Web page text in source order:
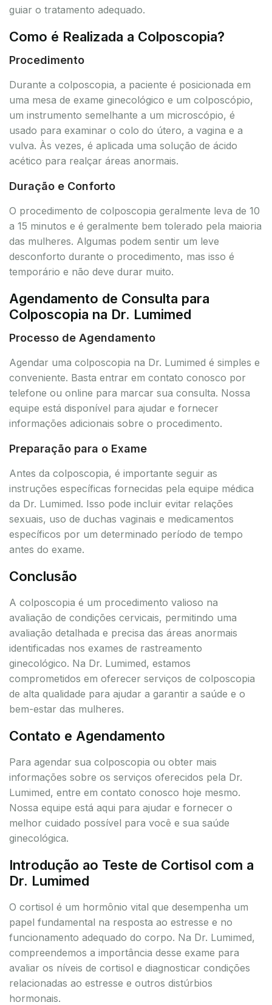
guiar o tratamento adequado.
Como é Realizada a Colposcopia?
Procedimento
Durante a colposcopia, a paciente é posicionada em
uma mesa de exame ginecológico e um colposcópio,
um instrumento semelhante a um microscópio, é
usado para examinar o colo do útero, a vagina e a
vulva. Às vezes, é aplicada uma solução de ácido
acético para realçar áreas anormais.
Duração e Conforto
O procedimento de colposcopia geralmente leva de 10
a 15 minutos e é geralmente bem tolerado pela maioria
das mulheres. Algumas podem sentir um leve
desconforto durante o procedimento, mas isso é
temporário e não deve durar muito.
Agendamento de Consulta para
Colposcopia na Dr. Lumimed
Processo de Agendamento
Agendar uma colposcopia na Dr. Lumimed é simples e
conveniente. Basta entrar em contato conosco por
telefone ou online para marcar sua consulta. Nossa
equipe está disponível para ajudar e fornecer
informações adicionais sobre o procedimento.
Preparação para o Exame
Antes da colposcopia, é importante seguir as
instruções específicas fornecidas pela equipe médica
da Dr. Lumimed. Isso pode incluir evitar relações
sexuais, uso de duchas vaginais e medicamentos
específicos por um determinado período de tempo
antes do exame.
Conclusão
A colposcopia é um procedimento valioso na
avaliação de condições cervicais, permitindo uma
avaliação detalhada e precisa das áreas anormais
identificadas nos exames de rastreamento
ginecológico. Na Dr. Lumimed, estamos
comprometidos em oferecer serviços de colposcopia
de alta qualidade para ajudar a garantir a saúde e o
bem-estar das mulheres.
Contato e Agendamento
Para agendar sua colposcopia ou obter mais
informações sobre os serviços oferecidos pela Dr.
Lumimed, entre em contato conosco hoje mesmo.
Nossa equipe está aqui para ajudar e fornecer o
melhor cuidado possível para você e sua saúde
ginecológica.
Introdução ao Teste de Cortisol com a
Dr. Lumimed
O cortisol é um hormônio vital que desempenha um
papel fundamental na resposta ao estresse e no
funcionamento adequado do corpo. Na Dr. Lumimed,
compreendemos a importância desse exame para
avaliar os níveis de cortisol e diagnosticar condições
relacionadas ao estresse e outros distúrbios
hormonais.